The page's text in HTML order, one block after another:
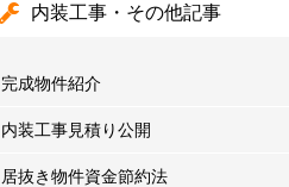
内装工事・その他記事
完成物件紹介
内装工事見積り公開
居抜き物件資金節約法